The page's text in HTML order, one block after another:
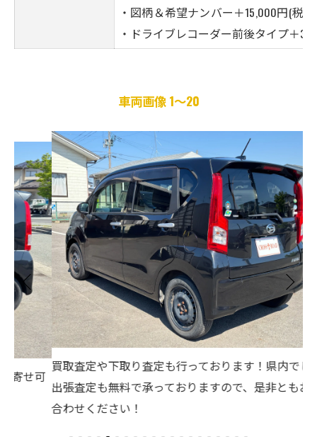
・図柄＆希望ナンバー＋15,000円(税
・ドライブレコーダー前後タイプ＋
車両画像 1～20
買取査定や下取り査定も行っております！県内でしたら
出張査定も無料で承っておりますので、是非ともお問い
合わせください！